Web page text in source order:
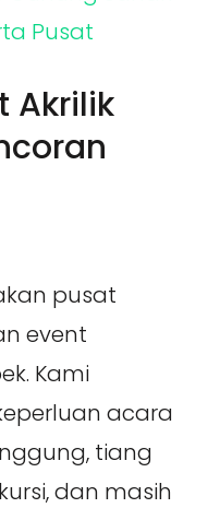
Akrilik
pusat
event
Kami
acara
tiang
dan masih